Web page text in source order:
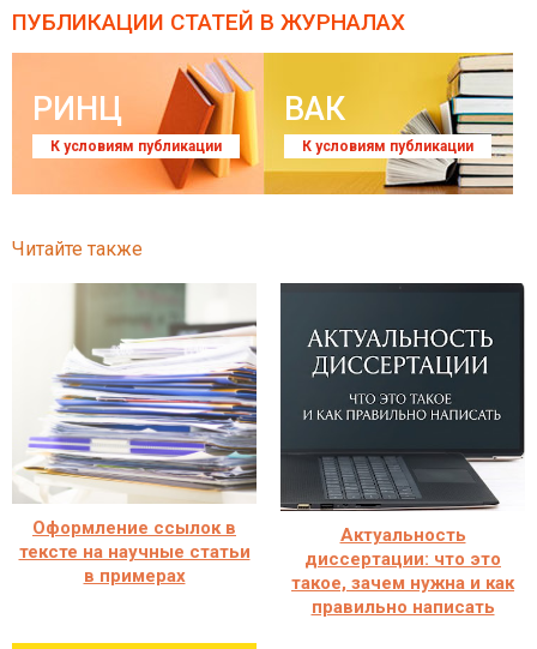
ПУБЛИКАЦИИ СТАТЕЙ В ЖУРНАЛАХ
РИНЦ
К условиям публикации
ВАК
К условиям публикации
Читайте также
Оформление ссылок в
тексте на научные статьи
в примерах
Актуальность
диссертации: что это
такое, зачем нужна и как
правильно написать